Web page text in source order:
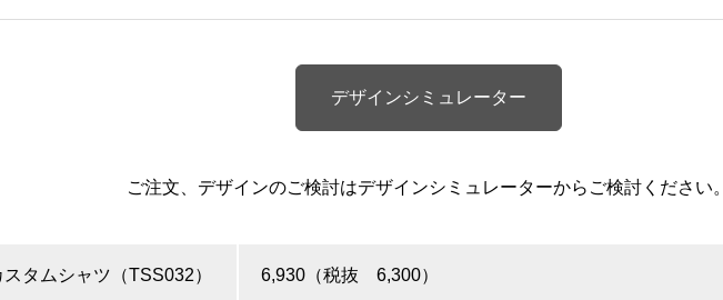
デザインシミュレーター
ご注文、デザインのご検討はデザインシミュレーターからご検討ください。
タムシャツ（TSS032） 6,930（税抜 6,300）